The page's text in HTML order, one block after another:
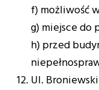
f) możliwość
g) miejsce do
h) przed
Ul.